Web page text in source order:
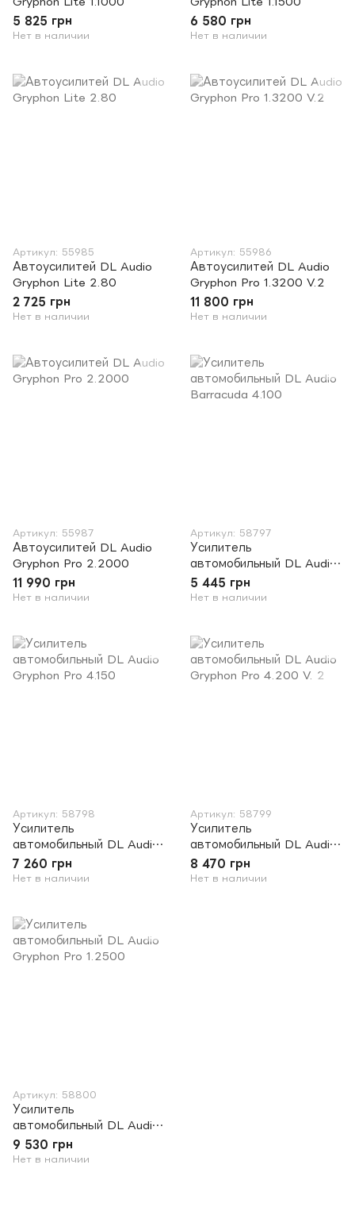
5 825 грн
Нет в наличии
6 580 грн
Нет в наличии
Артикул: 55985
Автоусилитей DL Audio
Gryphon Lite 2.80
2 725 грн
Нет в наличии
Артикул: 55986
Автоусилитей DL Audio
Gryphon Pro 1.3200 V.2
11 800 грн
Нет в наличии
Артикул: 55987
Автоусилитей DL Audio
Gryphon Pro 2.2000
11 990 грн
Нет в наличии
Артикул: 58797
Усилитель
автомобильный DL Audio
Barracuda 4.100
5 445 грн
Нет в наличии
Артикул: 58798
Усилитель
автомобильный DL Audio
Gryphon Pro 4.150
7 260 грн
Нет в наличии
Артикул: 58799
Усилитель
автомобильный DL Audio
Gryphon Pro 4.200 V. 2
8 470 грн
Нет в наличии
Артикул: 58800
Усилитель
автомобильный DL Audio
Gryphon Pro 1.2500
9 530 грн
Нет в наличии